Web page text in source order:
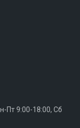
Пт 9:00-18:00, Сб